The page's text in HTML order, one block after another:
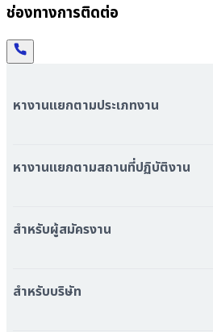
ช่องทางการติดต่อ
หางานแยกตามประเภทงาน
หมวดหมู่บริษัททั้งหมด
หางานแยกตามสถานที่ปฏิบัติงาน
หางาน กรุงเทพมหานคร
หางาน เชียงใหม่
สำหรับผู้สมัครงาน
เข้าสู่ระบบ
สำหรับบริษัท